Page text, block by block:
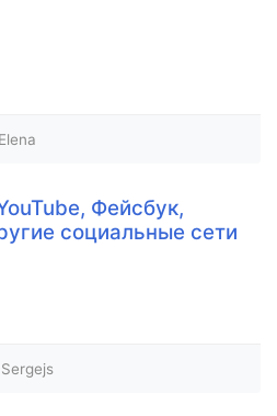
Elena
Фейсбук,
социальные сети
Sergejs